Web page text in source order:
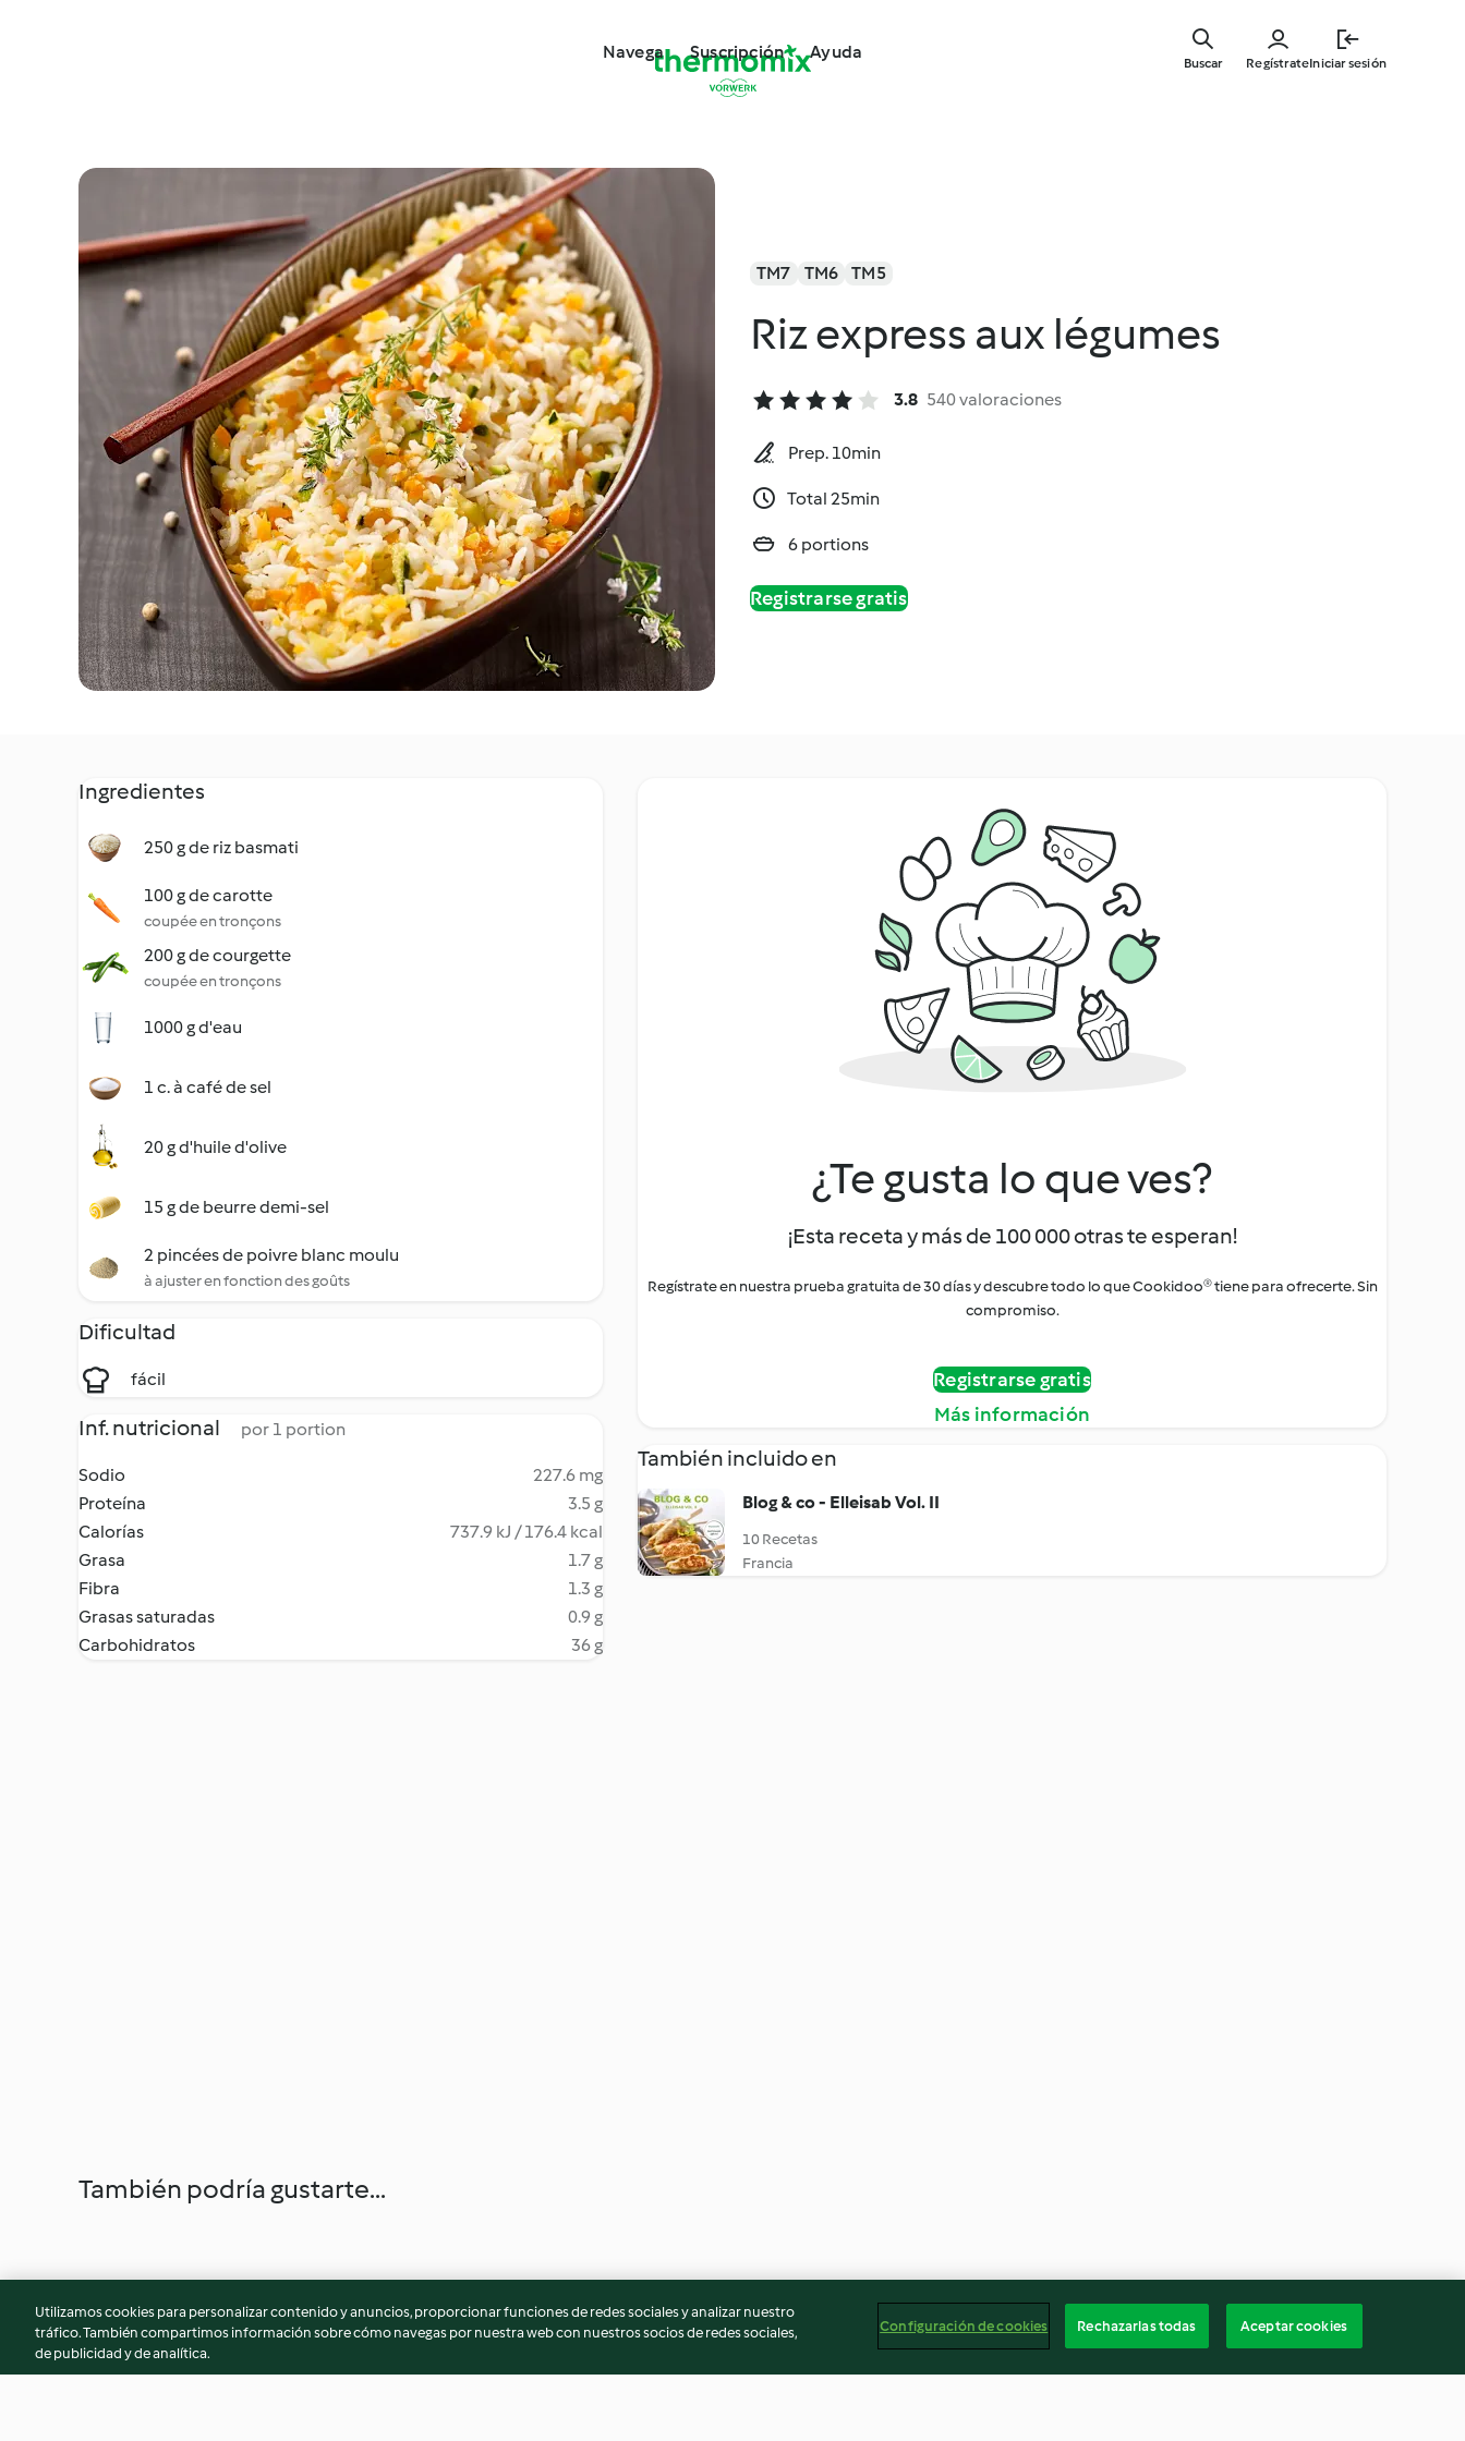
Navega Suscripción Ayuda
RegístrateIniciar sesión
Buscar
TM7 TM6 TM5
Riz express aux légumes
3.8 540 valoraciones
Prep. 10min
Total 25min
6 portions
Registrarse gratis
Ingredientes
250 g de riz basmati
100 g de carotte
coupée en tronçons
200 g de courgette
coupée en tronçons
1000 g d'eau
1 c. à café de sel
20 g d'huile d'olive
15 g de beurre demi-sel
2 pincées de poivre blanc moulu
à ajuster en fonction des goûts
Dificultad
fácil
Inf. nutricional por 1 portion
Sodio
227.6 mg
Proteína
3.5 g
Calorías
737.9 kJ / 176.4 kcal
Grasa
1.7 g
Fibra
1.3 g
Grasas saturadas
0.9 g
Carbohidratos
36 g
¿Te gusta lo que ves?
¡Esta receta y más de 100 000 otras te esperan!
Regístrate en nuestra prueba gratuita de 30 días y descubre todo lo que Cookidoo® tiene para ofrecerte. Sin
compromiso.
Registrarse gratis
Más información
También incluido en
Blog & co - Elleisab Vol. II
10 Recetas
Francia
También podría gustarte...
Utilizamos cookies para personalizar contenido y anuncios, proporcionar funciones de redes sociales y analizar nuestro
tráfico. También compartimos información sobre cómo navegas por nuestra web con nuestros socios de redes sociales,
de publicidad y de analítica.
Configuración de cookies Rechazarlas todas Aceptar cookies